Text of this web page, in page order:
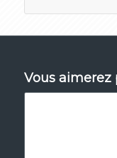
Vous aimerez